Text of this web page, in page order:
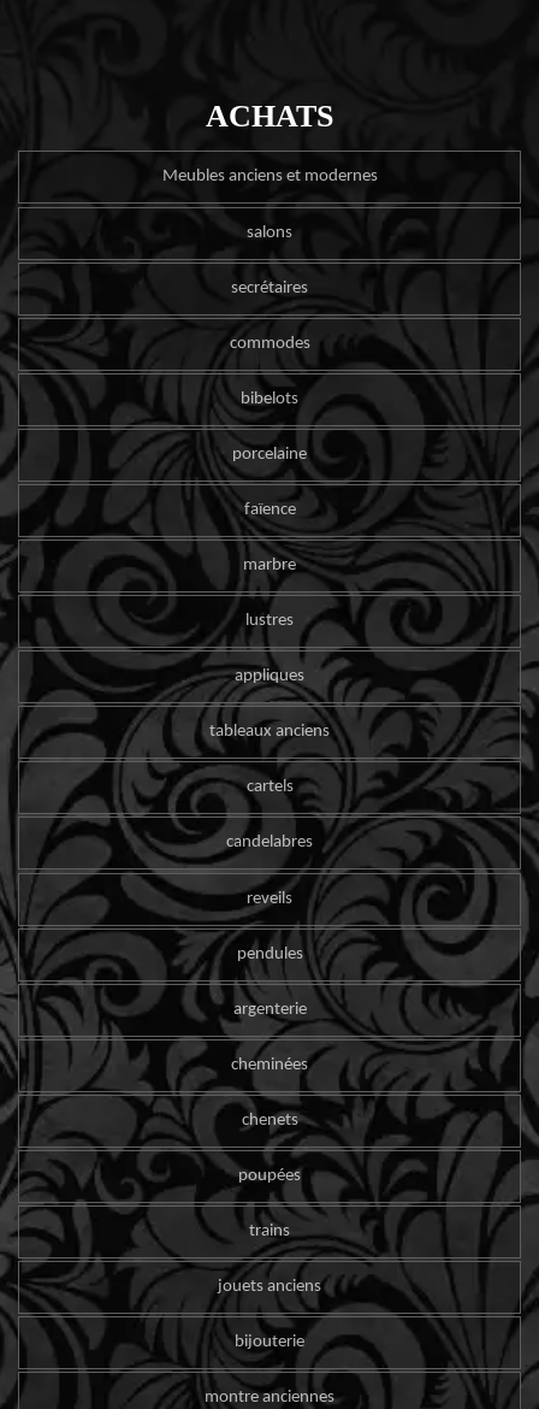
ACHATS
Meubles anciens et modernes
salons
secrétaires
commodes
bibelots
porcelaine
faïence
marbre
lustres
appliques
tableaux anciens
cartels
candelabres
reveils
pendules
argenterie
cheminées
chenets
poupées
trains
jouets anciens
bijouterie
montre anciennes